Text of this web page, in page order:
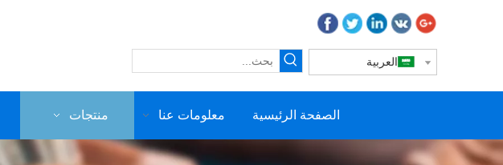
العربية
الصفحة الرئيسية معلومات عنا منتجات